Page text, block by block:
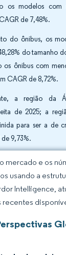
os modelos com
de 7,48%.
do ônibus, os
do tamanho
os ônibus com
CAGR de 8,72%.
a região da
de 2025; a
para ser a de
9,73%.
mercado e os
usando a
Intelligence,